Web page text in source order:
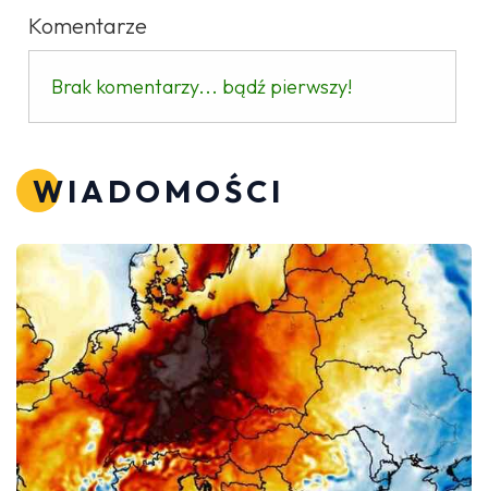
Komentarze
Brak komentarzy... bądź pierwszy!
WIADOMOŚCI